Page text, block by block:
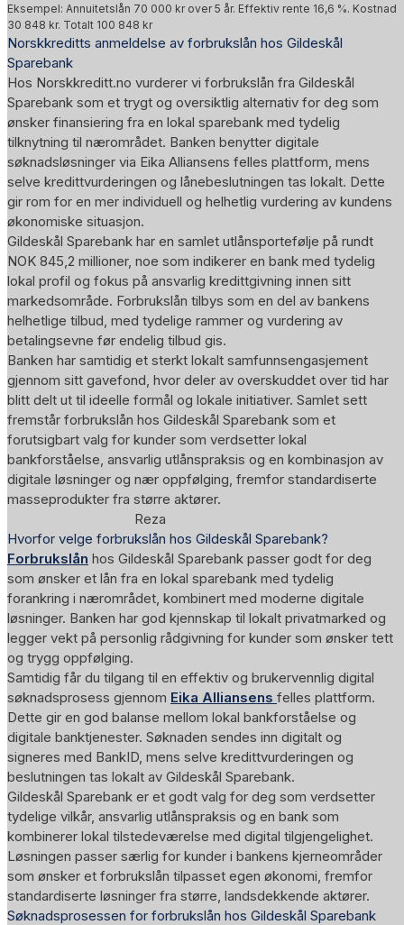
Eksempel: Annuitetslån 70 000 kr over 5 år. Effektiv rente 16,6 %. Kostnad
30 848 kr. Totalt 100 848 kr
Norskkreditts anmeldelse av forbrukslån hos Gildeskål
Sparebank
Hos Norskkreditt.no vurderer vi forbrukslån fra Gildeskål
Sparebank som et trygt og oversiktlig alternativ for deg som
ønsker finansiering fra en lokal sparebank med tydelig
tilknytning til nærområdet. Banken benytter digitale
søknadsløsninger via Eika Alliansens felles plattform, mens
selve kredittvurderingen og lånebeslutningen tas lokalt. Dette
gir rom for en mer individuell og helhetlig vurdering av kundens
økonomiske situasjon.
Gildeskål Sparebank har en samlet utlånsportefølje på rundt
NOK 845,2 millioner, noe som indikerer en bank med tydelig
lokal profil og fokus på ansvarlig kredittgivning innen sitt
markedsområde. Forbrukslån tilbys som en del av bankens
helhetlige tilbud, med tydelige rammer og vurdering av
betalingsevne før endelig tilbud gis.
Banken har samtidig et sterkt lokalt samfunnsengasjement
gjennom sitt gavefond, hvor deler av overskuddet over tid har
blitt delt ut til ideelle formål og lokale initiativer. Samlet sett
fremstår forbrukslån hos Gildeskål Sparebank som et
forutsigbart valg for kunder som verdsetter lokal
bankforståelse, ansvarlig utlånspraksis og en kombinasjon av
digitale løsninger og nær oppfølging, fremfor standardiserte
masseprodukter fra større aktører.
Reza
Hvorfor velge forbrukslån hos Gildeskål Sparebank?
Forbrukslån hos Gildeskål Sparebank passer godt for deg
som ønsker et lån fra en lokal sparebank med tydelig
forankring i nærområdet, kombinert med moderne digitale
løsninger. Banken har god kjennskap til lokalt privatmarked og
legger vekt på personlig rådgivning for kunder som ønsker tett
og trygg oppfølging.
Samtidig får du tilgang til en effektiv og brukervennlig digital
søknadsprosess gjennom Eika Alliansens felles plattform.
Dette gir en god balanse mellom lokal bankforståelse og
digitale banktjenester. Søknaden sendes inn digitalt og
signeres med BankID, mens selve kredittvurderingen og
beslutningen tas lokalt av Gildeskål Sparebank.
Gildeskål Sparebank er et godt valg for deg som verdsetter
tydelige vilkår, ansvarlig utlånspraksis og en bank som
kombinerer lokal tilstedeværelse med digital tilgjengelighet.
Løsningen passer særlig for kunder i bankens kjerneområder
som ønsker et forbrukslån tilpasset egen økonomi, fremfor
standardiserte løsninger fra større, landsdekkende aktører.
Søknadsprosessen for forbrukslån hos Gildeskål Sparebank